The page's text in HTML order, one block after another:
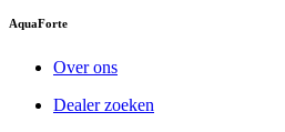
AquaForte
Over ons
Dealer zoeken